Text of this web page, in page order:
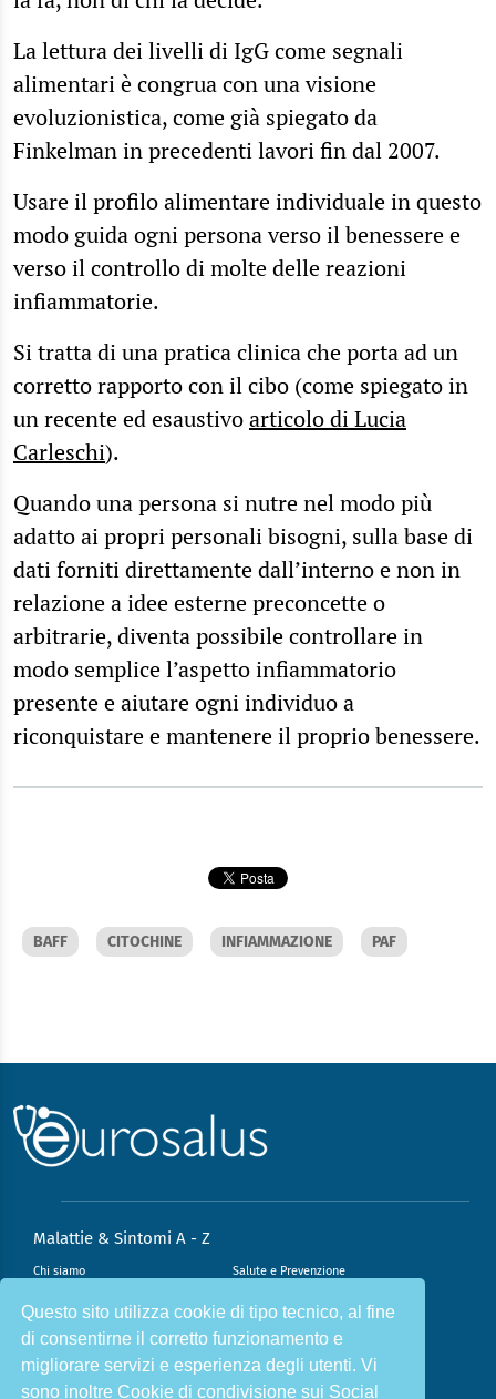
Questo sito utilizza cookie di tipo tecnico, al fine
di consentirne il corretto funzionamento e
migliorare servizi e esperienza degli utenti. Vi
sono inoltre Cookie di condivisione sui Social
La lettura dei livelli di IgG come segnali
alimentari è congrua con una visione
evoluzionistica, come già spiegato da
Finkelman in precedenti lavori fin dal 2007.
Usare il profilo alimentare individuale in questo
modo guida ogni persona verso il benessere e
verso il controllo di molte delle reazioni
infiammatorie.
Si tratta di una pratica clinica che porta ad un
corretto rapporto con il cibo (come spiegato in
un recente ed esaustivoarticolo di Lucia
Carleschi).
Quando una persona si nutre nel modo più
adatto ai propri personali bisogni, sulla base di
dati forniti direttamente dall’interno e non in
relazione a idee esterne preconcette o
arbitrarie, diventa possibile controllare in
modo semplice l’aspetto infiammatorio
presente e aiutare ogni individuo a
riconquistare e mantenere il proprio benessere.
BAFF CITOCHINE INFIAMMAZIONE PAF
Malattie & Sintomi A - Z
Chi siamo Salute e Prevenzione
Infiammazione e Allergia Direzione scientifica
Nutrizione e Stili di vita Sport e Benessere
Cookie Policy L’angolo del dottore